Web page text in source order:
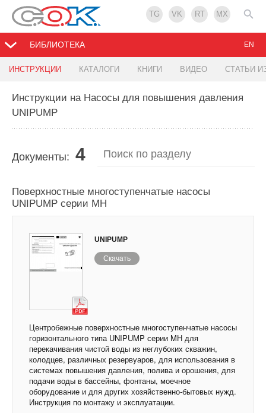
TG VK RT MX
БИБЛИОТЕКА
ИНСТРУКЦИИ КАТАЛОГИ КНИГИ ВИДЕО СТАТЬИ
EN
Инструкции на Насосы для повышения давления
UNIPUMP
Документы: 4
Поверхностные многоступенчатые насосы
UNIPUMP серии MH
UNIPUMP
Скачать
Центробежные поверхностные многоступенчатые насосы
горизонтального типа UNIPUMP серии MH для
перекачивания чистой воды из неглубоких скважин,
колодцев, различных резервуаров, для использования в
системах повышения давления, полива и орошения, для
подачи воды в бассейны, фонтаны, моечное
оборудование и для других хозяйственно-бытовых нужд.
Инструкция по монтажу и эксплуатации.